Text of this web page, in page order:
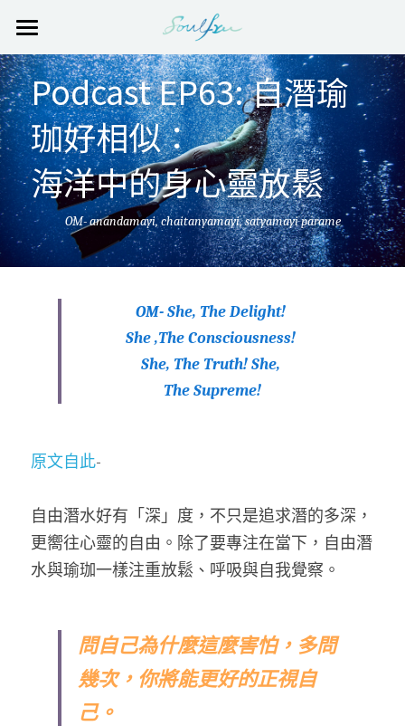
PADI 自由潛水課程 Freediving Course
報名 Sign-Up
評價 Reviews
自潛訓練 Freediving Training
校友 (Soulfree Alumni)
校外生 (Guest student)
自潛瑜珈 Yoga for Freedivers
PADI 自由潛水課程報名 Apply
POWERED BY
Podcast EP63: 自潛瑜
珈好相似：
海洋中的身心靈放鬆
OM- anandamayi, chaitanyamayi, satyamayi parame
OM- She, The Delight!
She ,The Consciousness!
She, The Truth! She,
The Supreme!
原文自此-
自由潛水好有「深」度，不只是追求潛的多深，
更嚮往心靈的自由。除了要專注在當下，自由潛
水與瑜珈一樣注重放鬆、呼吸與自我覺察。
問自己為什麼這麼害怕，多問
幾次，你將能更好的正視自
己。